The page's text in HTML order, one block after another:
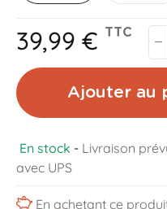
39,99 € TTC
Ajouter au
En stock - Livraison
avec UPS
En achetant ce